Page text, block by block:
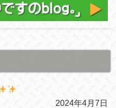
2024年4月7日